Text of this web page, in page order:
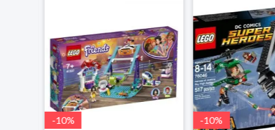
-10% -10%